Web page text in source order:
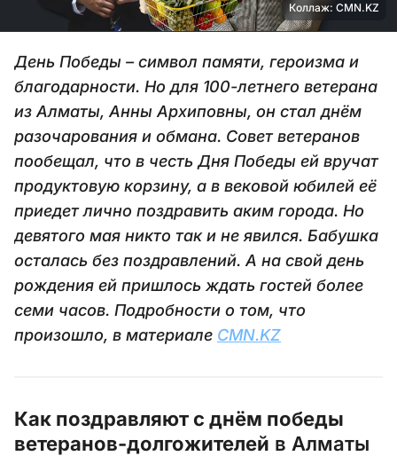
Коллаж: CMN.KZ
День Победы – символ памяти, героизма и
благодарности. Но для 100-летнего ветерана
из Алматы, Анны Архиповны, он стал днём
разочарования и обмана. Совет ветеранов
пообещал, что в честь Дня Победы ей вручат
продуктовую корзину, а в вековой юбилей её
приедет лично поздравить аким города. Но
девятого мая никто так и не явился. Бабушка
осталась без поздравлений. А на свой день
рождения ей пришлось ждать гостей более
семи часов. Подробности о том, что
произошло, в материале CMN.KZ
Как поздравляют с днём победы
ветеранов-долгожителей в Алматы